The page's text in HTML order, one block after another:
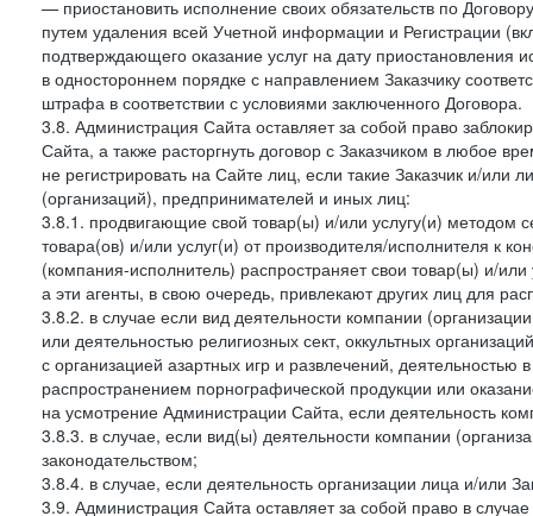
— приостановить исполнение своих обязательств по
путем удаления всей Учетной информации и Регистрации
подтверждающего оказание услуг на дату приостановления
в одностороннем порядке с направлением Заказчику
штрафа в соответствии с условиями заключенного Договора.
3.8. Администрация Сайта оставляет за собой право
Сайта, а также расторгнуть договор с Заказчиком в любое
не регистрировать на Сайте лиц, если такие Заказчик и/
(организаций), предпринимателей и иных лиц:
3.8.1. продвигающие свой товар(ы) и/или услугу(и) методом
товара(ов) и/или услуг(и) от производителя/исполнителя к
(компания-исполнитель) распространяет свои товар(ы) и/
а эти агенты, в свою очередь, привлекают других лиц для
3.8.2. в случае если вид деятельности компании
или деятельностью религиозных сект, оккультных
с организацией азартных игр и развлечений,
распространением порнографической продукции или
на усмотрение Администрации Сайта, если деятельность
3.8.3. в случае, если вид(ы) деятельности компании
законодательством;
3.8.4. в случае, если деятельность организации лица и/или
3.9. Администрация Сайта оставляет за собой право в